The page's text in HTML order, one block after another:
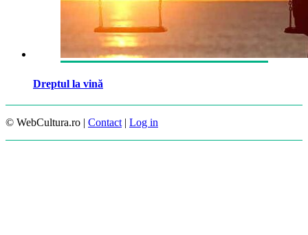
Dreptul la vină
© WebCultura.ro | Contact | Log in